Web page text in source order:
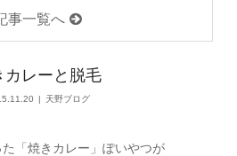
事一覧へ
カレーと脱毛
天野ブログ
「焼きカレー」ぽいやつが